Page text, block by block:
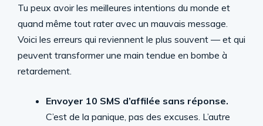
Tu peux avoir les meilleures intentions du monde et
quand même tout rater avec un mauvais message.
Voici les erreurs qui reviennent le plus souvent — et qui
peuvent transformer une main tendue en bombe à
retardement.
Envoyer 10 SMS d’affilée sans réponse.
C’est de la panique, pas des excuses. L’autre